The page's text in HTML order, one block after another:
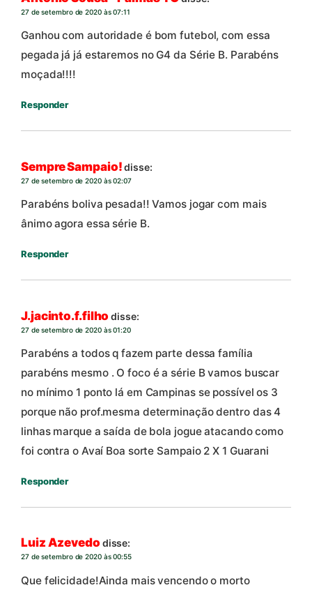
27 de setembro de 2020 às 07:11
Ganhou com autoridade é bom futebol, com essa
pegada já já estaremos no G4 da Série B. Parabéns
moçada!!!!
Responder
Sempre Sampaio! disse:
27 de setembro de 2020 às 02:07
Parabéns boliva pesada!! Vamos jogar com mais
ânimo agora essa série B.
Responder
J.jacinto.f.filho disse:
27 de setembro de 2020 às 01:20
Parabéns a todos q fazem parte dessa família
parabéns mesmo . O foco é a série B vamos buscar
no mínimo 1 ponto lá em Campinas se possível os 3
porque não prof.mesma determinação dentro das 4
linhas marque a saída de bola jogue atacando como
foi contra o Avaí Boa sorte Sampaio 2 X 1 Guarani
Responder
Luiz Azevedo disse:
27 de setembro de 2020 às 00:55
Que felicidade!Ainda mais vencendo o morto